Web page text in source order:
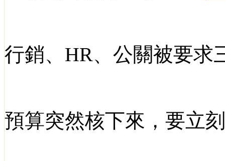
行銷、 HR、公關被要求
預算突然核下來，要立